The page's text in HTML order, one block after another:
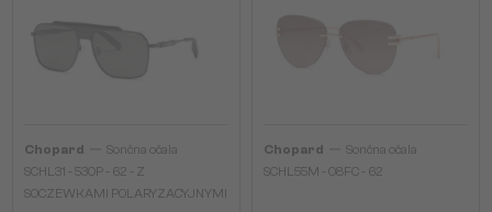
Chopard
Sončna očala
SCHL31 - 530P - 62 - Z
SOCZEWKAMI POLARYZACYJNYMI
Chopard
Sončna očala
SCHL55M - 08FC - 62